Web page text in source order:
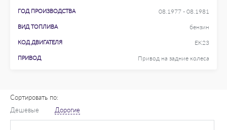
ГОД ПРОИЗВОДСТВА 08.1977 - 08.1981
ВИД ТОПЛИВА бензин
КОД ДВИГАТЕЛЯ EK23
ПРИВОД Привод на задние колеса
Сортировать по:
Дешевые
Дорогие